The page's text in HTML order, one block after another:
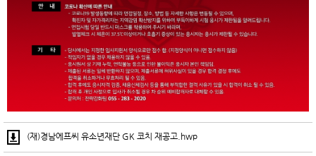
(재)경남에프씨 유소년재단 GK 코치 재공고.hwp